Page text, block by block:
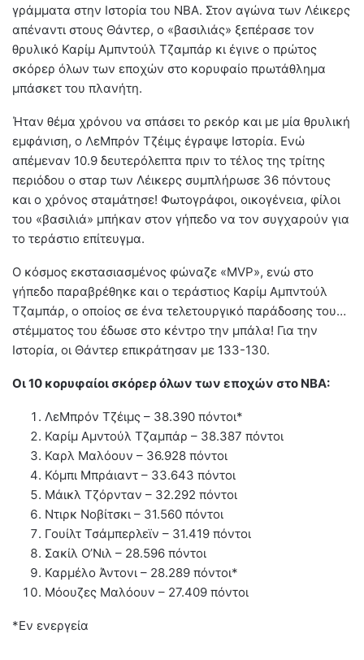
γράμματα στην Ιστορία του ΝΒΑ. Στον αγώνα των Λέικερς
απέναντι στους Θάντερ, ο «βασιλιάς» ξεπέρασε τον
θρυλικό Καρίμ Αμπντούλ Τζαμπάρ κι έγινε ο πρώτος
σκόρερ όλων των εποχών στο κορυφαίο πρωτάθλημα
μπάσκετ του πλανήτη.
Ήταν θέμα χρόνου να σπάσει το ρεκόρ και με μία θρυλική
εμφάνιση, ο ΛεMπρόν Τζέιμς έγραψε Ιστορία. Ενώ
απέμεναν 10.9 δευτερόλεπτα πριν το τέλος της τρίτης
περιόδου ο σταρ των Λέικερς συμπλήρωσε 36 πόντους
και ο χρόνος σταμάτησε! Φωτογράφοι, οικογένεια, φίλοι
του «βασιλιά» μπήκαν στον γήπεδο να τον συγχαρούν για
το τεράστιο επίτευγμα.
Ο κόσμος εκστασιασμένος φώναζε «MVP», ενώ στο
γήπεδο παραβρέθηκε και ο τεράστιος Καρίμ Αμπντούλ
Τζαμπάρ, ο οποίος σε ένα τελετουργικό παράδοσης του…
στέμματος του έδωσε στο κέντρο την μπάλα! Για την
Ιστορία, οι Θάντερ επικράτησαν με 133-130.
Οι 10 κορυφαίοι σκόρερ όλων των εποχών στο NBA:
ΛεΜπρόν Τζέιμς – 38.390 πόντοι*
Καρίμ Αμντούλ Τζαμπάρ – 38.387 πόντοι
Καρλ Μαλόουν – 36.928 πόντοι
Κόμπι Μπράιαντ – 33.643 πόντοι
Μάικλ Τζόρνταν – 32.292 πόντοι
Ντιρκ Νοβίτσκι – 31.560 πόντοι
Γουίλτ Τσάμπερλεϊν – 31.419 πόντοι
Σακίλ Ο’Νιλ – 28.596 πόντοι
Καρμέλο Άντονι – 28.289 πόντοι*
Μόουζες Μαλόουν – 27.409 πόντοι
*Εν ενεργεία